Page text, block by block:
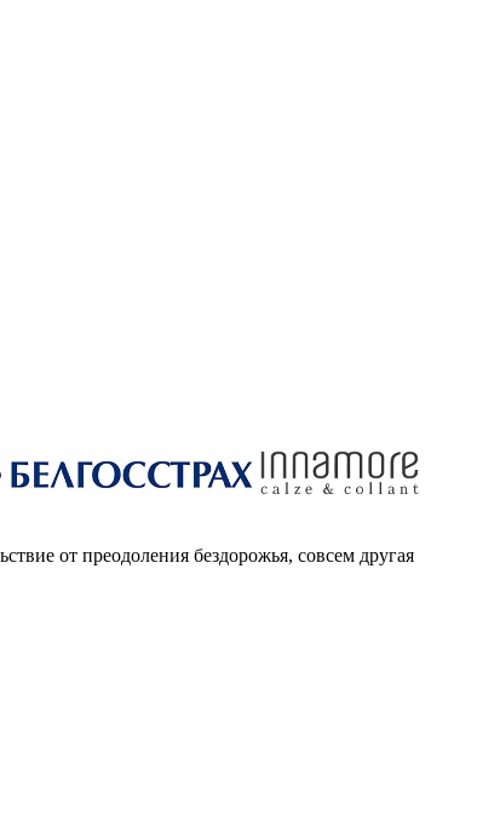
от преодоления бездорожья, совсем другая